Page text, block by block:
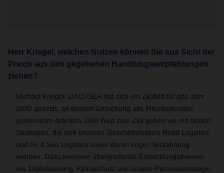
Herr Kriegel, welchen Nutzen können Sie aus Sicht der
Praxis aus den gegebenen Handlungsempfehlungen
ziehen?
Michael Kriegel: DACHSER hat sich ein Zielbild für das Jahr
2030 gesetzt, an dessen Erreichung alle Mitarbeitenden
gemeinsam arbeiten. Den Weg zum Ziel gehen wir mit sieben
Strategien, die sich unseren Geschäftsfeldern Road Logistics
und Air & Sea Logistics sowie deren enger Verzahnung
widmen. Dazu kommen übergreifende Entwicklungsthemen
wie Digitalisierung, Klimaschutz und unsere Personalstrategie,